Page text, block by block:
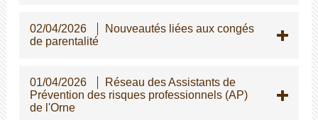
02/04/2026
Nouveautés liées aux congés
de parentalité
01/04/2026
Réseau des Assistants de
Prévention des risques professionnels (AP)
de l'Orne